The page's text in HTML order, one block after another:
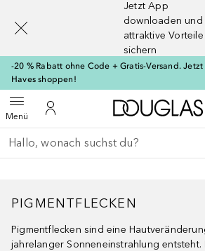
Jetzt App
downloaden und
attraktive Vorteile
sichern
-20 % Rabatt ohne Code + Gratis-Versand.
Haves shoppen!
MenüMenü öffnenZu Meinem Kundenkonto
Gehe zurück
Suche ausführen
PIGMENTFLECKEN
Pigmentflecken sind eine
jahrelanger Sonneneinstrahlung
[navigation.slideout.screenreader]